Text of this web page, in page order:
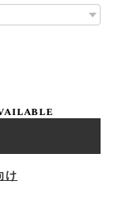
け